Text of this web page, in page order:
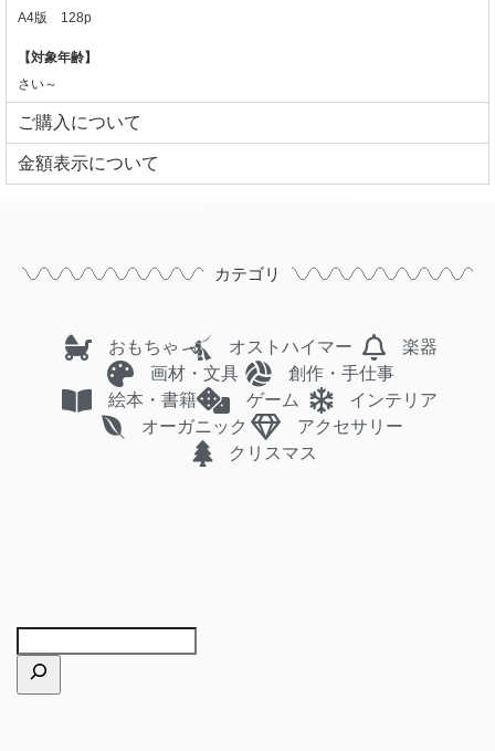
A4版 128p
【対象年齢】
さい～
ご購入について
⾦額表⽰について
カテゴリ
おもちゃ オストハイマー
楽器
画材・文具
創作・手仕事
絵本・書籍
ゲーム
インテリア
オーガニック
アクセサリー
クリスマス